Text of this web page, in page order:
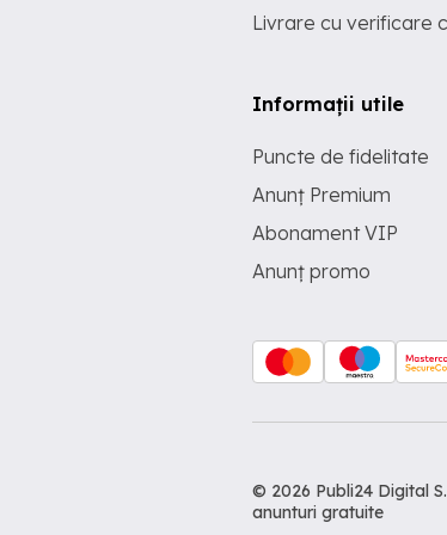
Livrare cu verificare
Informații utile
Puncte de fidelitate
Anunț Premium
Abonament VIP
Anunț promo
© 2026 Publi24 Digital
anunturi gratuite